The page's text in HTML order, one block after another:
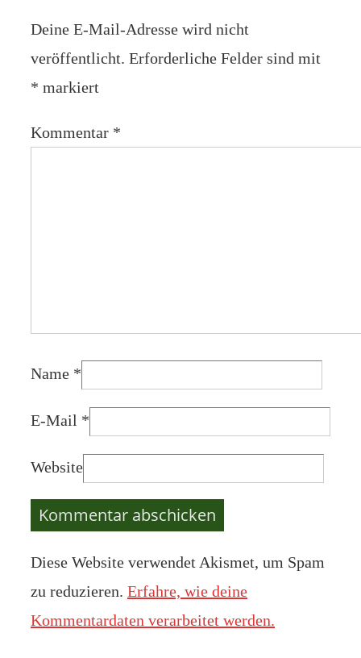
Deine E-Mail-Adresse wird nicht
veröffentlicht. Erforderliche Felder sind mit
* markiert
Kommentar *
Name *
E-Mail *
Website
Diese Website verwendet Akismet, um Spam
zu reduzieren. Erfahre, wie deine
Kommentardaten verarbeitet werden.